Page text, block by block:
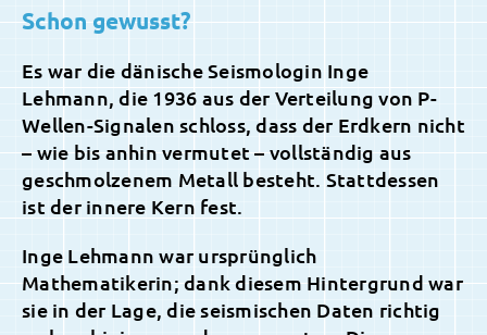
Schon gewusst?
Es war die dänische Seismologin Inge
Lehmann, die 1936 aus der Verteilung von P-
Wellen-Signalen schloss, dass der Erdkern nicht
– wie bis anhin vermutet – vollständig aus
geschmolzenem Metall besteht. Stattdessen
ist der innere Kern fest.
Inge Lehmann war ursprünglich
Mathematikerin; dank diesem Hintergrund war
sie in der Lage, die seismischen Daten richtig